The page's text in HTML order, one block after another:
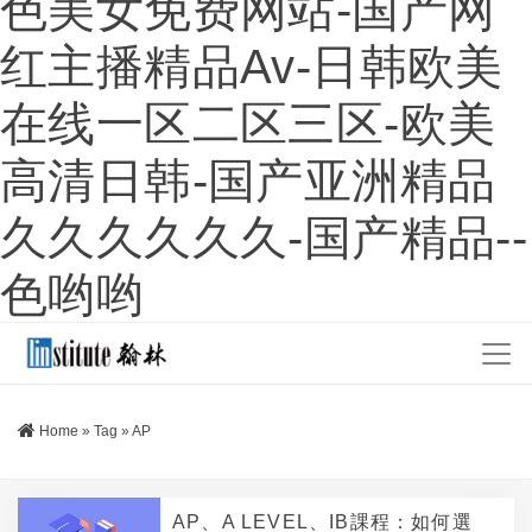
红主播精品av-日韩欧美
在线一区二区三区-欧美
高清日韩-国产亚洲精品
久久久久久久-国产精品--
色哟哟
Home » Tag » AP
AP、A LEVEL、IB課程：如何選